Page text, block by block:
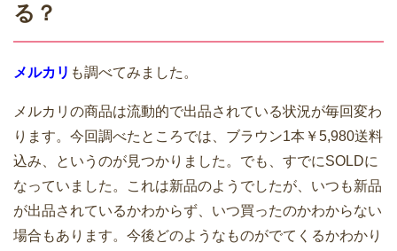
る？
メルカリ も調べてみました。
メルカリの商品は流動的で出品されている状況が毎回変わ
ります。今回調べたところでは、ブラウン1本￥5,980送料
込み、というのが見つかりました。でも、すでにSOLDに
なっていました。これは新品のようでしたが、いつも新品
が出品されているかわからず、いつ買ったのかわからない
場合もあります。今後どのようなものがでてくるかわかり